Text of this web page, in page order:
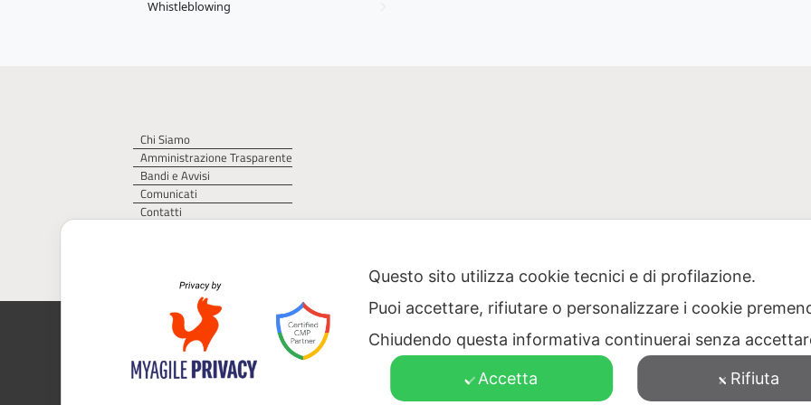
Whistleblowing
Chi Siamo
Amministrazione Trasparente
Bandi e Avvisi
Comunicati
Contatti
AGER – Agenzia Territoriale della Regione Puglia per il servizio di gestione dei rifiuti – Via Delle
CF 93473040728 – PEC: protocollo@pec.ager.puglia.it – TEL:
Questo sito utilizza cookie tecnici e di profilazione.
Puoi accettare, rifiutare o personalizzare i cookie
Chiudendo questa informativa continuerai senza
Accetta Rifiuta